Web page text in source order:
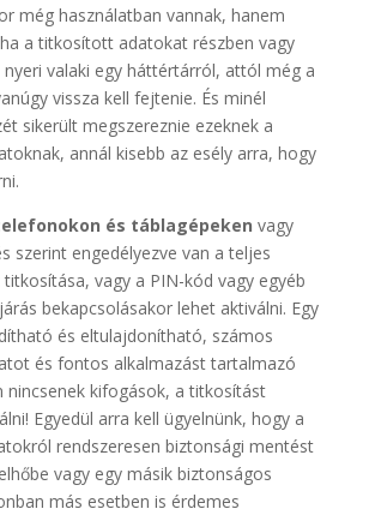
még használatban vannak, hanem
a titkosított adatokat részben vagy
nyeri valaki egy háttértárról, attól még a
vissza kell fejtenie. És minél
sikerült megszereznie ezeknek a
annál kisebb az esély arra, hogy
és táblagépeken vagy
szerint engedélyezve van a teljes
vagy a PIN-kód vagy egyéb
bekapcsolásakor lehet aktiválni. Egy
és eltulajdonítható, számos
és fontos alkalmazást tartalmazó
nincsenek kifogások, a titkosítást
Egyedül arra kell ügyelnünk, hogy a
rendszeresen biztonsági mentést
vagy egy másik biztonságos
más esetben is érdemes